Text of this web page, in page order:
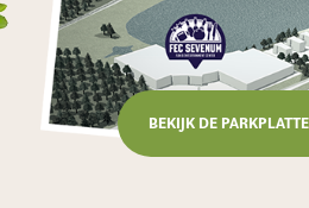
BEKIJK DE